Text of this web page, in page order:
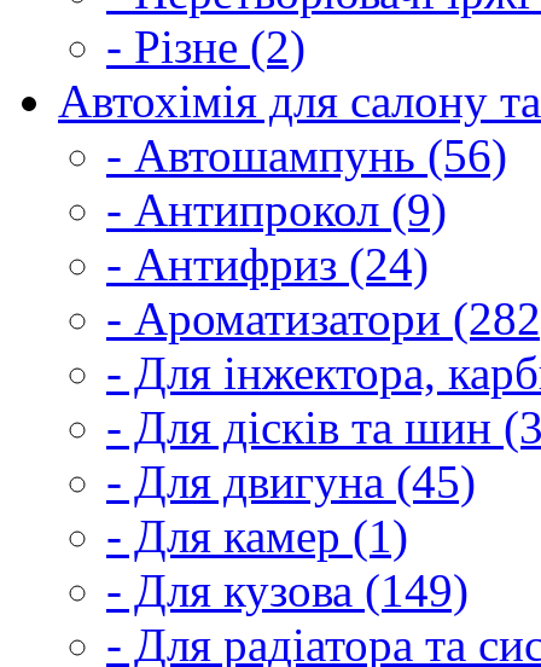
- Різне (2)
Автохімія для салону
- Автошампунь (56)
- Антипрокол (9)
- Антифриз (24)
- Ароматизатори
- Для інжектора,
- Для дісків та шин
- Для двигуна (45)
- Для камер (1)
- Для кузова (149)
- Для радіатора та